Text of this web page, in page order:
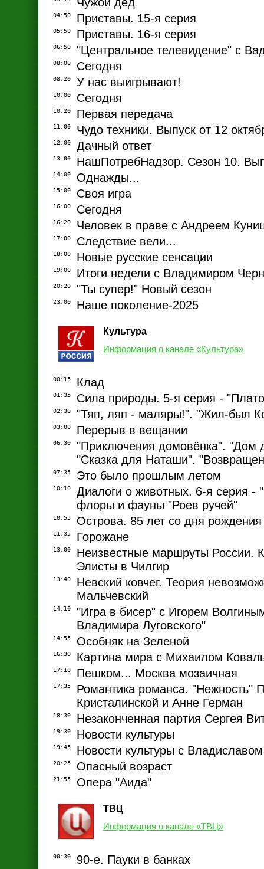
04:50 Приставы. 15-я серия
05:50 Приставы. 16-я серия
06:50 "Центральное телевидение" с
08:00 Сегодня
08:20 У нас выигрывают!
10:00 Сегодня
10:20 Первая передача
11:00 Чудо техники. Выпуск от 12
12:00 Дачный ответ
13:00 НашПотребНадзор. Сезон 10.
14:00 Однажды...
15:00 Своя игра
16:00 Сегодня
16:20 Человек в праве с Андреем
17:00 Следствие вели...
18:00 Новые русские сенсации
19:00 Итоги недели с Владимиром
20:20 "Ты супер!" Новый сезон
23:00 Наше поколение-2025
Культура
Информация о канале «Культура»
00:15 Клад
01:35 Сила природы. 5-я серия -
02:30 "Тяп, ляп - маляры!". "Жил-был
03:00 Перерыв в вещании
06:30
"Приключения домовёнка". "Дом
"Сказка для Наташи".
07:35 Это было прошлым летом
10:10
Диалоги о животных. 6-я серия -
флоры и фауны "Роев ручей"
10:55 Острова. 85 лет со дня
11:35 Горожане
13:00
Неизвестные маршруты России.
Элисты в Чилгир
13:40
Невский ковчег. Теория
Мальчевский
14:10
"Игра в бисер" с Игорем
Владимира Луговского"
14:55 Особняк на Зеленой
16:30 Картина мира с Михаилом
17:10 Пешком... Москва мозаичная
17:35
Романтика романса. "Нежность"
Кристалинской и Анне Герман
18:30 Незаконченная партия Сергея
19:30 Новости культуры
19:45 Новости культуры с
20:25 Опасный возраст
21:55 Опера "Аида"
ТВЦ
Информация о канале «ТВЦ»
00:30 90-е. Пауки в банках